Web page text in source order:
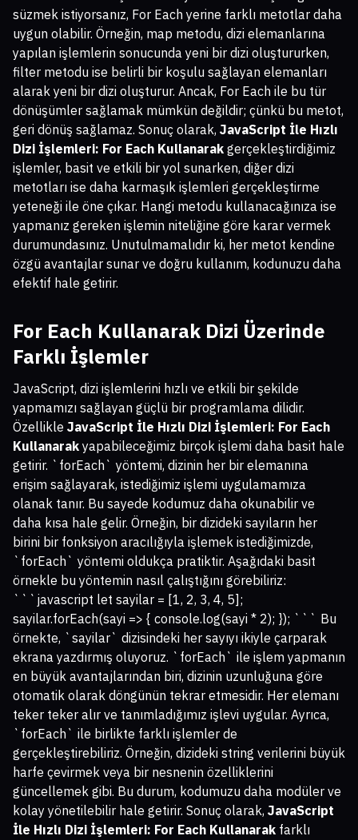
süzmek istiyorsanız, For Each yerine farklı metotlar daha
uygun olabilir. Örneğin, map metodu, dizi elemanlarına
yapılan işlemlerin sonucunda yeni bir dizi oluştururken,
filter metodu ise belirli bir koşulu sağlayan elemanları
alarak yeni bir dizi oluşturur. Ancak, For Each ile bu tür
dönüşümler sağlamak mümkün değildir; çünkü bu metot,
geri dönüş sağlamaz. Sonuç olarak, JavaScript İle Hızlı
Dizi İşlemleri: For Each Kullanarak gerçekleştirdiğimiz
işlemler, basit ve etkili bir yol sunarken, diğer dizi
metotları ise daha karmaşık işlemleri gerçekleştirme
yeteneği ile öne çıkar. Hangi metodu kullanacağınıza ise
yapmanız gereken işlemin niteliğine göre karar vermek
durumundasınız. Unutulmamalıdır ki, her metot kendine
özgü avantajlar sunar ve doğru kullanım, kodunuzu daha
efektif hale getirir.
For Each Kullanarak Dizi Üzerinde
Farklı İşlemler
JavaScript, dizi işlemlerini hızlı ve etkili bir şekilde
yapmamızı sağlayan güçlü bir programlama dilidir.
Özellikle JavaScript İle Hızlı Dizi İşlemleri: For Each
Kullanarak yapabileceğimiz birçok işlemi daha basit hale
getirir. `forEach` yöntemi, dizinin her bir elemanına
erişim sağlayarak, istediğimiz işlemi uygulamamıza
olanak tanır. Bu sayede kodumuz daha okunabilir ve
daha kısa hale gelir. Örneğin, bir dizideki sayıların her
birini bir fonksiyon aracılığıyla işlemek istediğimizde,
`forEach` yöntemi oldukça pratiktir. Aşağıdaki basit
örnekle bu yöntemin nasıl çalıştığını görebiliriz:
```javascript let sayilar = [1, 2, 3, 4, 5];
sayilar.forEach(sayi => { console.log(sayi * 2); }); ``` Bu
örnekte, `sayilar` dizisindeki her sayıyı ikiyle çarparak
ekrana yazdırmış oluyoruz. `forEach` ile işlem yapmanın
en büyük avantajlarından biri, dizinin uzunluğuna göre
otomatik olarak döngünün tekrar etmesidir. Her elemanı
teker teker alır ve tanımladığımız işlevi uygular. Ayrıca,
`forEach` ile birlikte farklı işlemler de
gerçekleştirebiliriz. Örneğin, dizideki string verilerini büyük
harfe çevirmek veya bir nesnenin özelliklerini
güncellemek gibi. Bu durum, kodumuzu daha modüler ve
kolay yönetilebilir hale getirir. Sonuç olarak, JavaScript
İle Hızlı Dizi İşlemleri: For Each Kullanarak farklı